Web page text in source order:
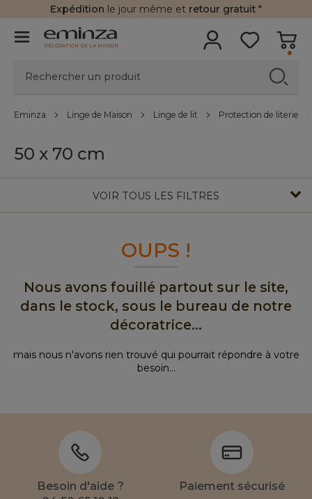
Expédition le jour même et retour gratuit *
DÉCORATION DE LA MAISON
Eminza Linge de Maison Linge de lit Protection de literie
50 x 70 cm
VOIR TOUS LES FILTRES
OUPS !
Nous avons fouillé partout sur le site,
dans le stock, sous le bureau de notre
décoratrice...
mais nous n'avons rien trouvé qui pourrait répondre à votre
besoin...
Besoin d'aide ?
Paiement sécurisé